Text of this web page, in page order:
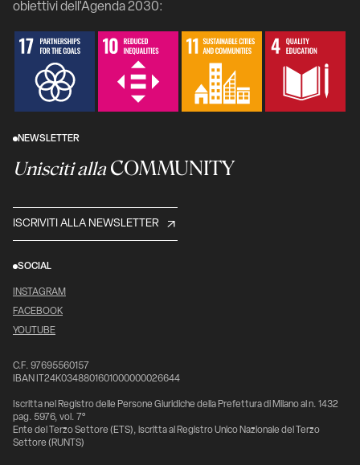
obiettivi dell'Agenda 2030:
NEWSLETTER
Unisciti allaCOMMUNITY
ISCRIVITI ALLA NEWSLETTER
SOCIAL
INSTAGRAM
FACEBOOK
YOUTUBE
C.F. 97695560157
IBAN IT24K0348801601000000026644
Iscritta nel Registro delle Persone Giuridiche della Prefettura di Milano al n. 1432
pag. 5976, vol. 7°
Ente del Terzo Settore (ETS), iscritta al Registro Unico Nazionale del Terzo
Settore (RUNTS)